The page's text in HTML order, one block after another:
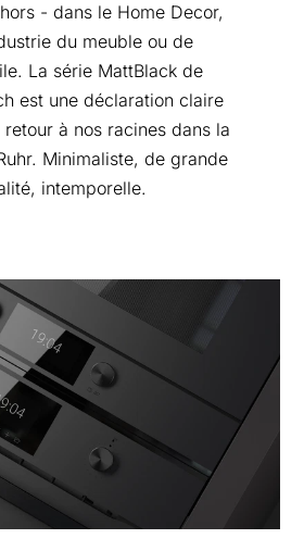
- dans le Home Decor,
du meuble ou de
La série MattBlack de
est une déclaration claire
à nos racines dans la
Minimaliste, de grande
intemporelle.